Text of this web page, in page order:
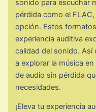
sonido para escuchar
pérdida como el
opción. Estos
experiencia auditiva
calidad del sonido. Así
a explorar la música
de audio sin pérdida
necesidades.
¡Eleva tu experiencia